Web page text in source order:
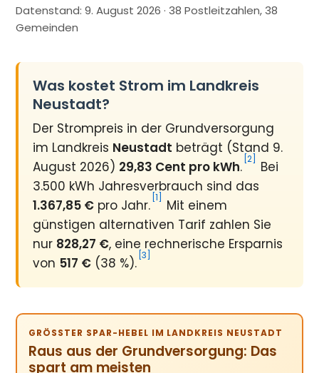
Datenstand:9. August 2026 · 38 Postleitzahlen, 38
Gemeinden
Was kostet Strom im Landkreis
Neustadt?
Der Strompreis in der Grundversorgung
im Landkreis Neustadt beträgt (Stand 9.
August 2026) 29,83 Cent pro kWh. [2]
Bei
3.500 kWh Jahresverbrauch sind das
1.367,85 € pro Jahr. [1]
Mit einem
günstigen alternativen Tarif zahlen Sie
nur 828,27 €, eine rechnerische Ersparnis
von 517 € (38 %). [3]
GRÖSSTER SPAR-HEBEL IM LANDKREIS NEUSTADT
Raus aus der Grundversorgung: Das
spart am meisten